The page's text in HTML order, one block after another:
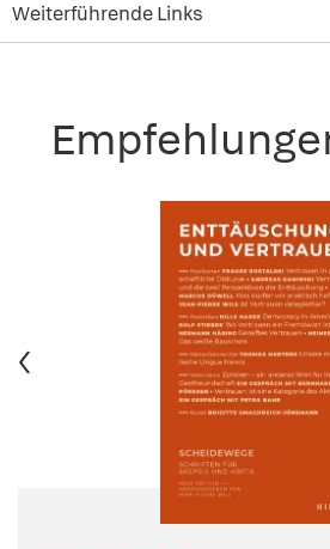
Weiterführende Links